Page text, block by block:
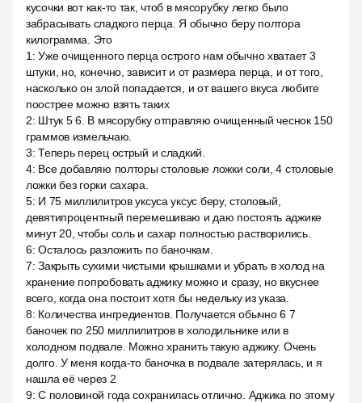
кусочки вот как-то так, чтоб в мясорубку легко было
забрасывать сладкого перца. Я обычно беру полтора
килограмма. Это
1 :Уже очищенного перца острого нам обычно хватает 3
штуки, но, конечно, зависит и от размера перца, и от того,
насколько он злой попадается, и от вашего вкуса любите
поострее можно взять таких
2: Штук 5 6. В мясорубку отправляю очищенный чеснок 150
граммов измельчаю.
3:Теперь перец острый и сладкий.
4: Все добавляю полторы столовые ложки соли, 4 столовые
ложки без горки сахара.
5: И 75 миллилитров уксуса уксус беру, столовый,
девятипроцентный перемешиваю и даю постоять аджике
минут 20, чтобы соль и сахар полностью растворились.
6:Осталось разложить по баночкам.
7:Закрыть сухими чистыми крышками и убрать в холод на
хранение попробовать аджику можно и сразу, но вкуснее
всего, когда она постоит хотя бы недельку из указа.
8: Количества ингредиентов. Получается обычно 6 7
баночек по 250 миллилитров в холодильнике или в
холодном подвале. Можно хранить такую аджику. Очень
долго. У меня когда-то баночка в подвале затерялась, и я
нашла её через 2
9:С половиной года сохранилась отлично. Аджика по этому